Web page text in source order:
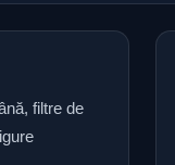
filtre de